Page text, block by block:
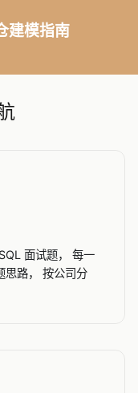
建模指南
面试题， 每一
思路， 按公司分